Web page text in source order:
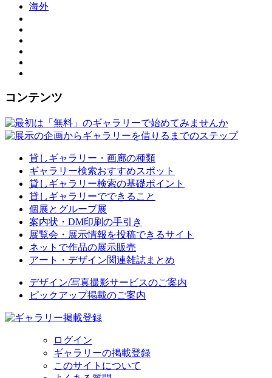
海外
コンテンツ
貸しギャラリー・画廊の種類
ギャラリー検索おすすめスポット
貸しギャラリー検索の基礎ポイント
貸しギャラリーでできること
個展とグループ展
案内状・DM印刷の手引き
展覧会・展示情報を投稿できるサイト
ネットで作品の展示販売
アート・デザイン関連雑誌まとめ
デザイン/写真撮影サービスのご案内
ピックアップ掲載のご案内
ログイン
ギャラリーの掲載登録
このサイトについて